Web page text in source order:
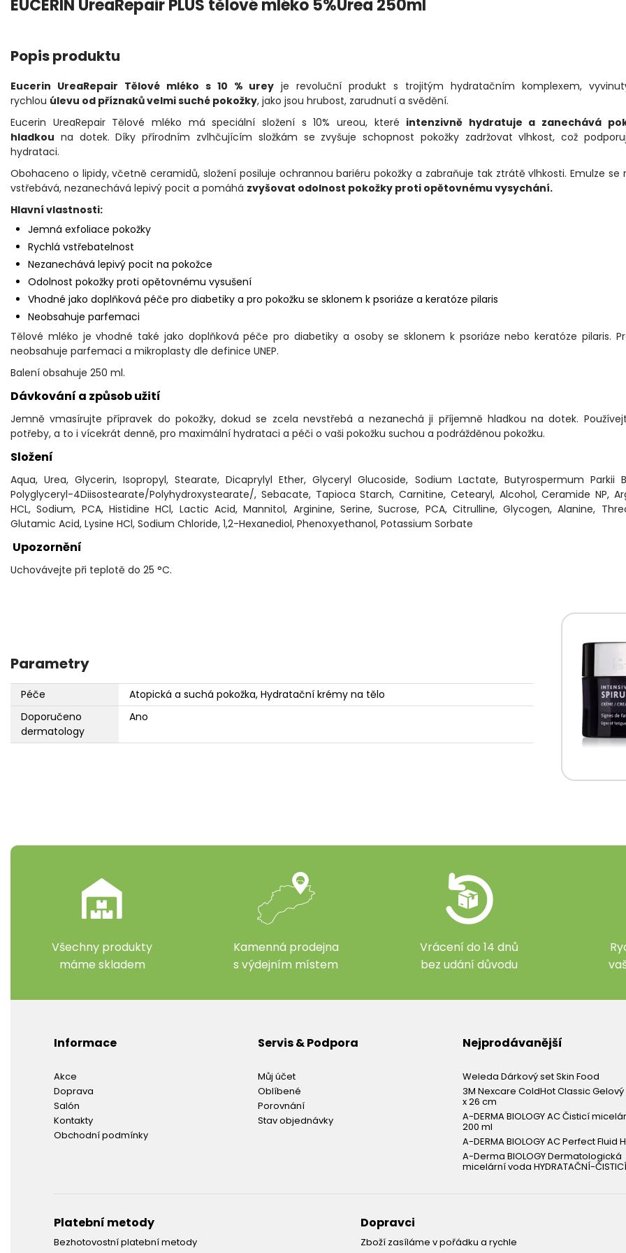
EUCERIN UreaRepair PLUS tělové mléko 5%Urea 250ml
Popis produktu
Eucerin UreaRepair Tělové mléko s 10 % urey je revoluční produkt s trojitým hydratačním komplexem,
rychlou úlevu od příznaků velmi suché pokožky, jako jsou hrubost, zarudnutí a svědění.
Eucerin UreaRepair Tělové mléko má speciální složení s 10% ureou, které intenzivně hydratuje a zanechává
hladkou na dotek. Díky přírodním zvlhčujícím složkám se zvyšuje schopnost pokožky zadržovat vlhkost, což
hydrataci.
Obohaceno o lipidy, včetně ceramidů, složení posiluje ochrannou bariéru pokožky a zabraňuje tak ztrátě vlhkosti. Emulze se
vstřebává, nezanechává lepivý pocit a pomáhá zvyšovat odolnost pokožky proti opětovnému vysychání.
Hlavní vlastnosti:
Jemná exfoliace pokožky
Rychlá vstřebatelnost
Nezanechává lepivý pocit na pokožce
Odolnost pokožky proti opětovnému vysušení
Vhodné jako doplňková péče pro diabetiky a pro pokožku se sklonem k psoriáze a keratóze pilaris
Neobsahuje parfemaci
Tělové mléko je vhodné také jako doplňková péče pro diabetiky a osoby se sklonem k psoriáze nebo keratóze pilaris.
neobsahuje parfemaci a mikroplasty dle definice UNEP.
Balení obsahuje 250 ml.
Dávkování a způsob užití
Jemně vmasírujte přípravek do pokožky, dokud se zcela nevstřebá a nezanechá ji příjemně hladkou na dotek.
potřeby, a to i vícekrát denně, pro maximální hydrataci a péči o vaši pokožku suchou a podrážděnou pokožku.
Složení
Aqua, Urea, Glycerin, Isopropyl, Stearate, Dicaprylyl Ether, Glyceryl Glucoside, Sodium Lactate, Butyrospermum Parkii
Polyglyceryl-4Diisostearate/Polyhydroxystearate/, Sebacate, Tapioca Starch, Carnitine, Cetearyl, Alcohol, Ceramide NP,
HCL, Sodium, PCA, Histidine HCl, Lactic Acid, Mannitol, Arginine, Serine, Sucrose, PCA, Citrulline, Glycogen, Alanine,
Glutamic Acid, Lysine HCl, Sodium Chloride, 1,2-Hexanediol, Phenoxyethanol, Potassium Sorbate
Upozornění
Uchovávejte při teplotě do 25 °C.
Parametry
Péče
Atopická a suchá pokožka, Hydratační krémy na tělo
Doporučeno
dermatology
Ano
Všechny produkty
máme skladem
Kamenná prodejna
s výdejním místem
Vrácení do 14 dnů
bez udání důvodu
Informace
Akce
Doprava
Salón
Kontakty
Obchodní podmínky
Servis & Podpora
Můj účet
Oblíbené
Porovnání
Stav objednávky
Nejprodávanější
Weleda Dárkový set Skin Food
3M Nexcare ColdHot Classic Gelový
x 26 cm
A-DERMA BIOLOGY AC Čisticí
200 ml
A-DERMA BIOLOGY AC Perfect Fluid
A-Derma BIOLOGY Dermatologická
micelární voda HYDRATAČNÍ-
Platební metody
Bezhotovostní platební metody
Dopravci
Zboží zasíláme v pořádku a rychle